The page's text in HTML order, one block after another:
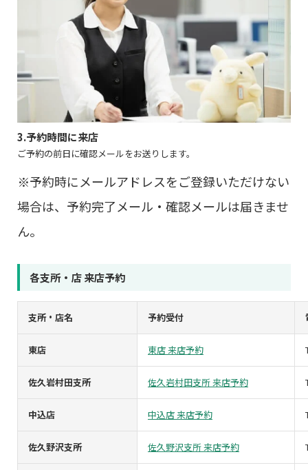
3.予約時間に来店
ご予約の前日に確認メールをお送りします。
※予約時にメールアドレスをご登録いただけない
場合は、予約完了メール・確認メールは届きませ
ん。
各支所・店 来店予約
支所・店名 予約受付
東店 東店 来店予約
佐久岩村田支所 佐久岩村田支所 来店予約
中込店 中込店 来店予約
佐久野沢支所 佐久野沢支所 来店予約